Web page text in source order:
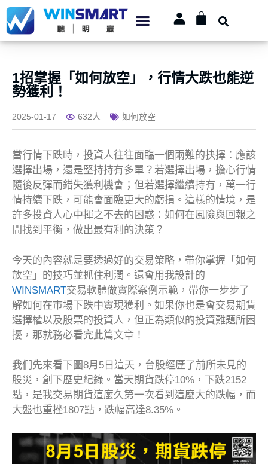
1招掌握「如何放空」，行情大跌也能逆
勢獲利！
2025-01-17 632人 如何放空
當行情下跌時，投資人往往面臨一個兩難的抉擇：應該
選擇出場，還是堅持持有多單？若選擇出場，擔心行情
隨後反彈而錯失獲利機會；但若選擇繼續持有，萬一行
情持續下跌，可能會面臨更大的虧損。這樣的情境，是
許多投資人心中揮之不去的困惑：如何在風險與回報之
間找到平衡，做出最有利的決策？
今天的內容就是要透過好的交易策略，帶你掌握「如何
放空」的技巧並抓住利潤。還會用我設計的
WINSMART交易軟體做實際案例示範，帶你一步步了
解如何在市場下跌中實現獲利。如果你也是會交易期貨
選擇權以及股票的投資人，但正為類似的投資難題所困
擾，那就務必看完此篇文章！
我們先來看下圖8月5日這天，台股經歷了前所未見的
股災，創下歷史紀錄。當天期貨跌停10%，下跌2152
點，是我交易期貨這麼久第一次看到這麼大的跌幅，而
大盤也重挫1807點，跌幅高達8.35%。